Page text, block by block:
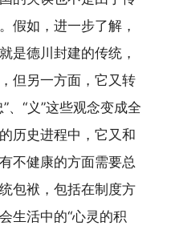
假如，进一步了解，
是德川封建的传统，
但另一方面，它又转
、“义”这些观念变成全
历史进程中，它又和
不健康的方面需要总
包袱，包括在制度方
生活中的“心灵的积